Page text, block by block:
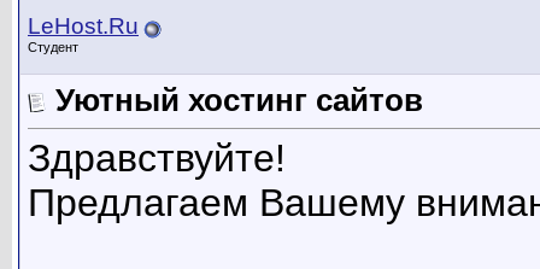
LeHost.Ru
Студент
Уютный хостинг сайтов
Здравствуйте!
Предлагаем Вашему